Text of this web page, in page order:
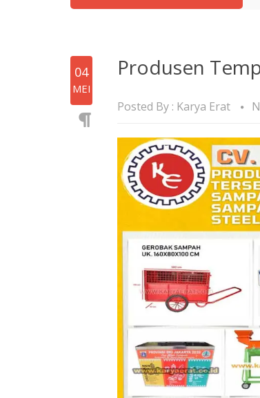
04
MEI
Produsen
Posted By : Karya Erat